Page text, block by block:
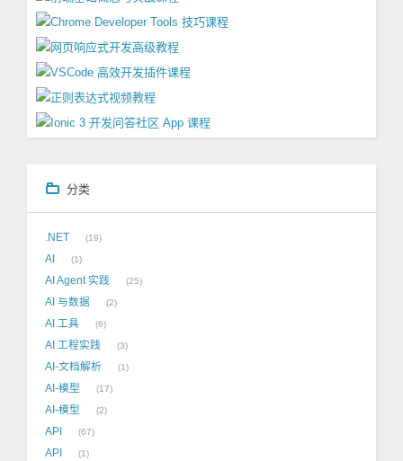
分类
.NET 19
AI 1
AI Agent 实践 25
AI 与数据 2
AI 工具 6
AI 工程实践 3
AI-文档解析 1
AI-模型 17
AI-模型 2
API 67
API 1